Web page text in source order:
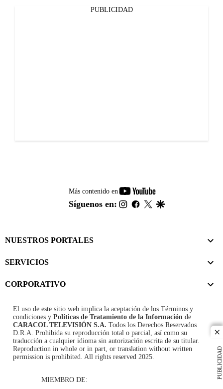
PUBLICIDAD
PUBLICIDAD
Más contenido en
youtube-
footer
Síguenos en: instagram
facebook
twitter
NUESTROS PORTALES
SERVICIOS
CORPORATIVO
El uso de este sitio web implica la aceptación de los Términos y
condiciones y Políticas de Tratamiento de la Información de
CARACOL TELEVISIÓN S.A. Todos los Derechos Reservados
D.R.A. Prohibida su reproducción total o parcial, así como su
traducción a cualquier idioma sin autorización escrita de su titular.
Reproduction in whole or in part, or translation without written
permission is prohibited. All rights reserved 2025.
MIEMBRO DE: